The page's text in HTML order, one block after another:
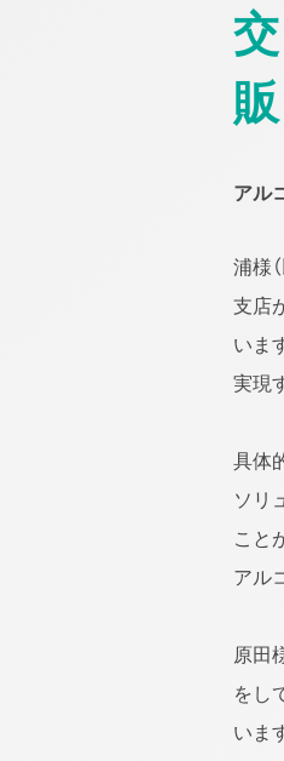
アル
浦様
支店
いま
実現
具体
ソリ
こと
アル
原田
をし
いま